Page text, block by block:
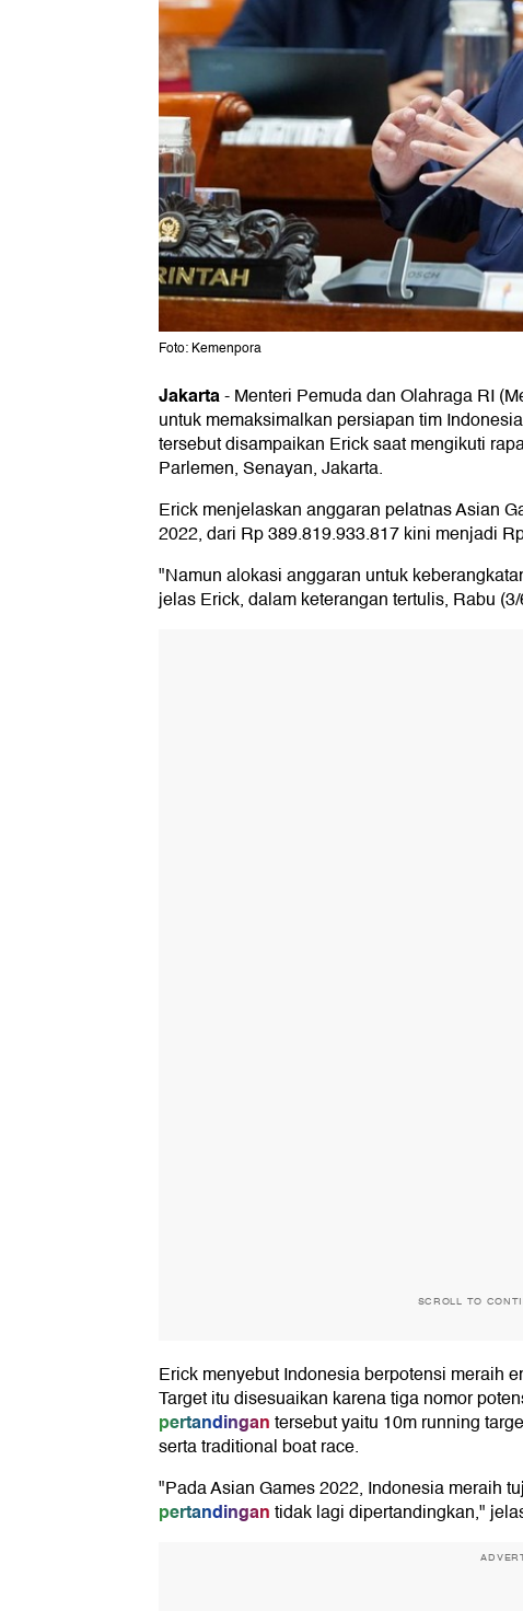
Foto: Kemenpora
Jakarta-Menteri Pemuda dan Olahraga RI
untuk memaksimalkan persiapan tim
tersebut disampaikan Erick saat mengikuti
Parlemen, Senayan, Jakarta.
Erick menjelaskan anggaran pelatnas Asian
2022, dari Rp 389.819.933.817 kini menjadi
"Namun alokasi anggaran untuk
jelas Erick, dalam keterangan tertulis, Rabu
SCROLL TO
Erick menyebut Indonesia berpotensi meraih
Target itu disesuaikan karena tiga nomor
pertandingantersebut yaitu 10m running
serta traditional boat race.
"Pada Asian Games 2022, Indonesia meraih
pertandingantidak lagi dipertandingkan,"